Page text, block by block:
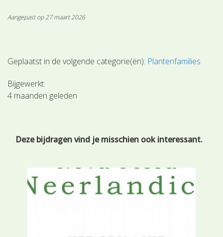
Aangepast op 27 maart 2026
Geplaatst in de volgende categorie(ën): Plantenfamilies
Bijgewerkt:
4 maanden geleden
Deze bijdragen vind je misschien ook interessant.